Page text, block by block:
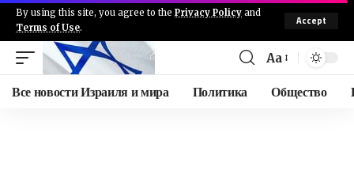
By using this site, you agree to the Privacy Policy and
Terms of Use.
Accept
Aa
Все новости Израиля и мира Политика Общество